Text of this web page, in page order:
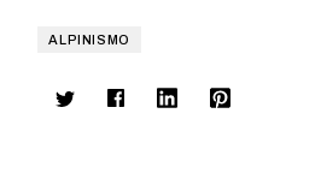
ALPINISMO